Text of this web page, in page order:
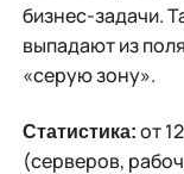
бизнес-задачи.
выпадают из
«серую зону».
Статистика: от
(серверов,